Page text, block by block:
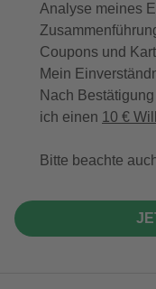
Analyse meines
Coupons und
Mein
Nach
ich einen 10 €
Bitte beachte